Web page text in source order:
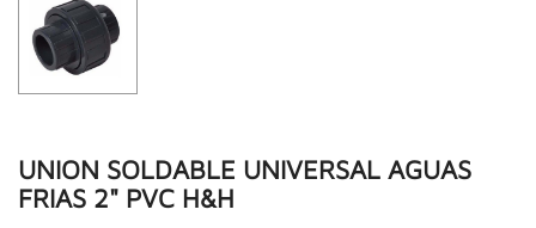
UNION SOLDABLE UNIVERSAL AGUAS
FRIAS 2" PVC H&H